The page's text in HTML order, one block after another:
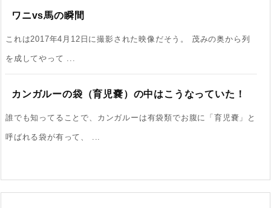
ワニvs馬の瞬間
これは2017年4月12日に撮影された映像だそう。 茂みの奥から列
を成してやって ...
カンガルーの袋（育児嚢）の中はこうなっていた！
誰でも知ってることで、カンガルーは有袋類でお腹に「育児嚢」と
呼ばれる袋が有って、 ...